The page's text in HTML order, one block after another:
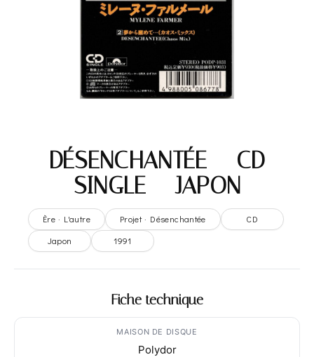
DÉSENCHANTÉE – CD
SINGLE – JAPON
Ère · L'autre Projet · Désenchantée
CD
Japon
1991
Fiche technique
MAISON DE DISQUE
Polydor